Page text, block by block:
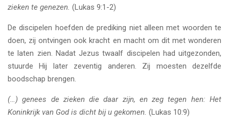
zieken te genezen. (Lukas 9:1-2)
De discipelen hoefden de prediking niet alleen met woorden te
doen, zij ontvingen ook kracht en macht om dit met wonderen
te laten zien. Nadat Jezus twaalf discipelen had uitgezonden,
stuurde Hij later zeventig anderen. Zij moesten dezelfde
boodschap brengen.
(…) genees de zieken die daar zijn, en zeg tegen hen: Het
Koninkrijk van God is dicht bij u gekomen. (Lukas 10:9)